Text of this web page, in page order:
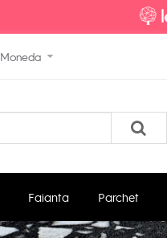
Moneda
Faianta Parchet